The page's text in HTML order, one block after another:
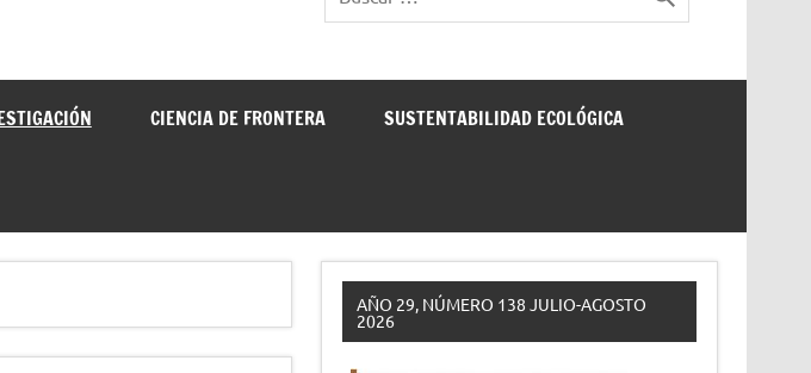
CIENCIA DE FRONTERA SUSTENTABILIDAD ECOLÓGICA
AÑO 29, NÚMERO 138 JULIO-AGOSTO
2026